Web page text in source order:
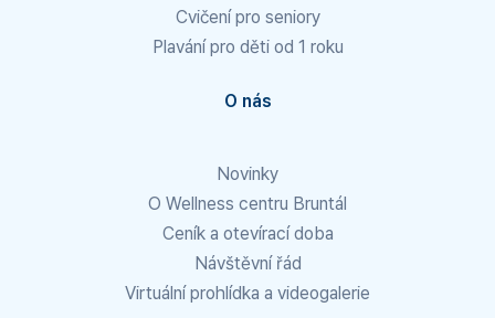
Cvičení pro seniory
Plavání pro děti od 1 roku
O nás
Novinky
O Wellness centru Bruntál
Ceník a otevírací doba
Návštěvní řád
Virtuální prohlídka a videogalerie